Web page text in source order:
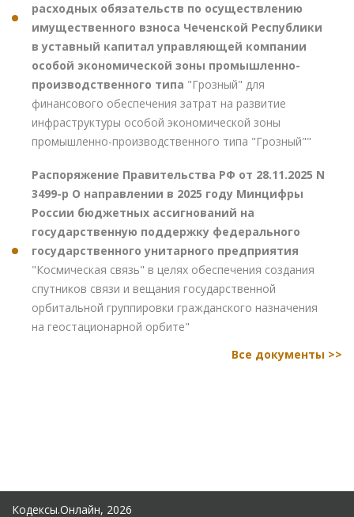
расходных обязательств по осуществлению
имущественного взноса Чеченской Республики
в уставный капитал управляющей компании
особой экономической зоны промышленно-
производственного типа "Грозный" для
финансового обеспечения затрат на развитие
инфраструктуры особой экономической зоны
промышленно-производственного типа "Грозный""
Распоряжение Правительства РФ от 28.11.2025 N
3499-р О направлении в 2025 году Минцифры
России бюджетных ассигнований на
государственную поддержку федерального
государственного унитарного предприятия
"Космическая связь" в целях обеспечения создания
спутников связи и вещания государственной
орбитальной группировки гражданского назначения
на геостационарной орбите"
Все документы >>
Кодексы.Онлайн, 2026